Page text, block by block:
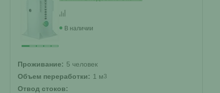
В наличии
Проживание: 5 человек
Объем переработки: 1 м3
Отвод стоков: